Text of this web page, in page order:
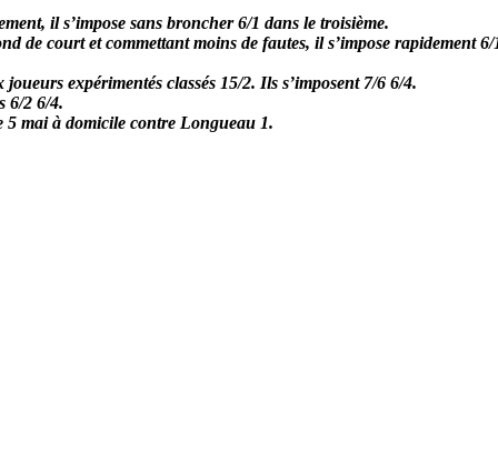
il s’impose sans broncher 6/1 dans le troisième.
de court et commettant moins de fautes, il s’impose rapidement 6/
expérimentés classés 15/2. Ils s’imposent 7/6 6/4.
6/2 6/4.
mai à domicile contre Longueau 1.